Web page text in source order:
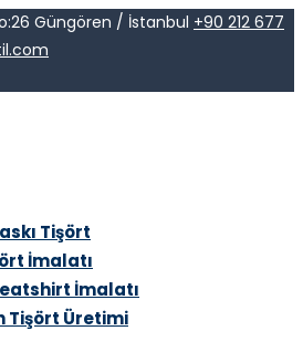
Güngören / İstanbul +90 212 677
Tişört
İmalatı
İmalatı
Tişört Üretimi